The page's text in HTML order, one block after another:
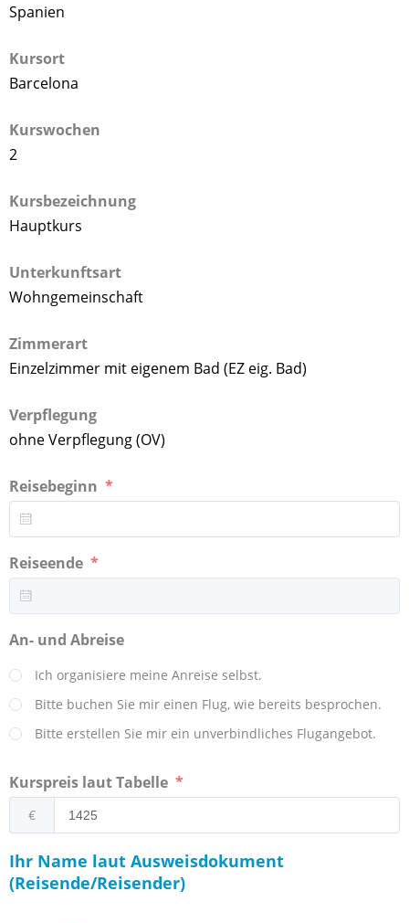
Spanien
Kursort
Barcelona
Kurswochen
2
Kursbezeichnung
Hauptkurs
Unterkunftsart
Wohngemeinschaft
Zimmerart
Einzelzimmer mit eigenem Bad (EZ eig. Bad)
Verpflegung
ohne Verpflegung (OV)
Reisebeginn
Reiseende
An- und Abreise
Ich organisiere meine Anreise selbst.
Bitte buchen Sie mir einen Flug, wie bereits besprochen.
Bitte erstellen Sie mir ein unverbindliches Flugangebot.
Kurspreis laut Tabelle
€
Ihr Name laut Ausweisdokument
(Reisende/Reisender)